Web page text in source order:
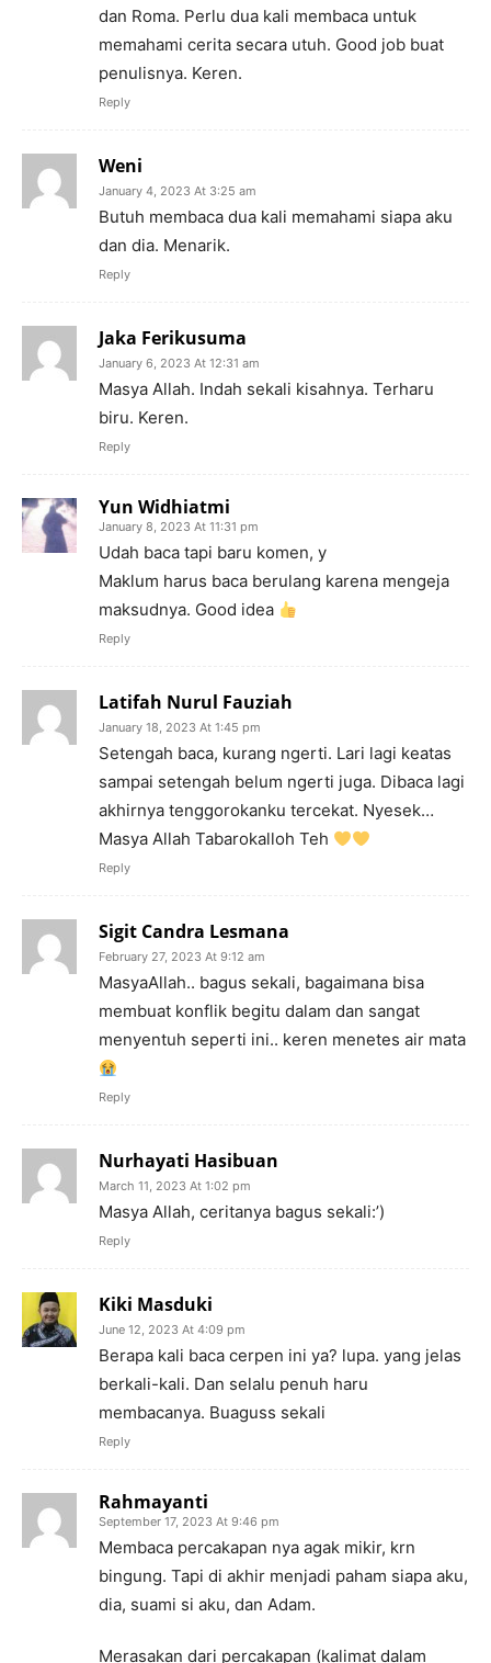
dan Roma. Perlu dua kali membaca untuk
memahami cerita secara utuh. Good job buat
penulisnya. Keren.
Reply
Weni
January 4, 2023 At 3:25 am
Butuh membaca dua kali memahami siapa aku
dan dia. Menarik.
Reply
Jaka Ferikusuma
January 6, 2023 At 12:31 am
Masya Allah. Indah sekali kisahnya. Terharu
biru. Keren.
Reply
Yun Widhiatmi
January 8, 2023 At 11:31 pm
Udah baca tapi baru komen, y
Maklum harus baca berulang karena mengeja
maksudnya. Good idea
Reply
Latifah Nurul Fauziah
January 18, 2023 At 1:45 pm
Setengah baca, kurang ngerti. Lari lagi keatas
sampai setengah belum ngerti juga. Dibaca lagi
akhirnya tenggorokanku tercekat. Nyesek…
Masya Allah Tabarokalloh Teh
Reply
Sigit Candra Lesmana
February 27, 2023 At 9:12 am
MasyaAllah.. bagus sekali, bagaimana bisa
membuat konflik begitu dalam dan sangat
menyentuh seperti ini.. keren menetes air mata
Reply
Nurhayati Hasibuan
March 11, 2023 At 1:02 pm
Masya Allah, ceritanya bagus sekali:’)
Reply
Kiki Masduki
June 12, 2023 At 4:09 pm
Berapa kali baca cerpen ini ya? lupa. yang jelas
berkali-kali. Dan selalu penuh haru
membacanya. Buaguss sekali
Reply
Rahmayanti
September 17, 2023 At 9:46 pm
Membaca percakapan nya agak mikir, krn
bingung. Tapi di akhir menjadi paham siapa aku,
dia, suami si aku, dan Adam.
Merasakan dari percakapan (kalimat dalam